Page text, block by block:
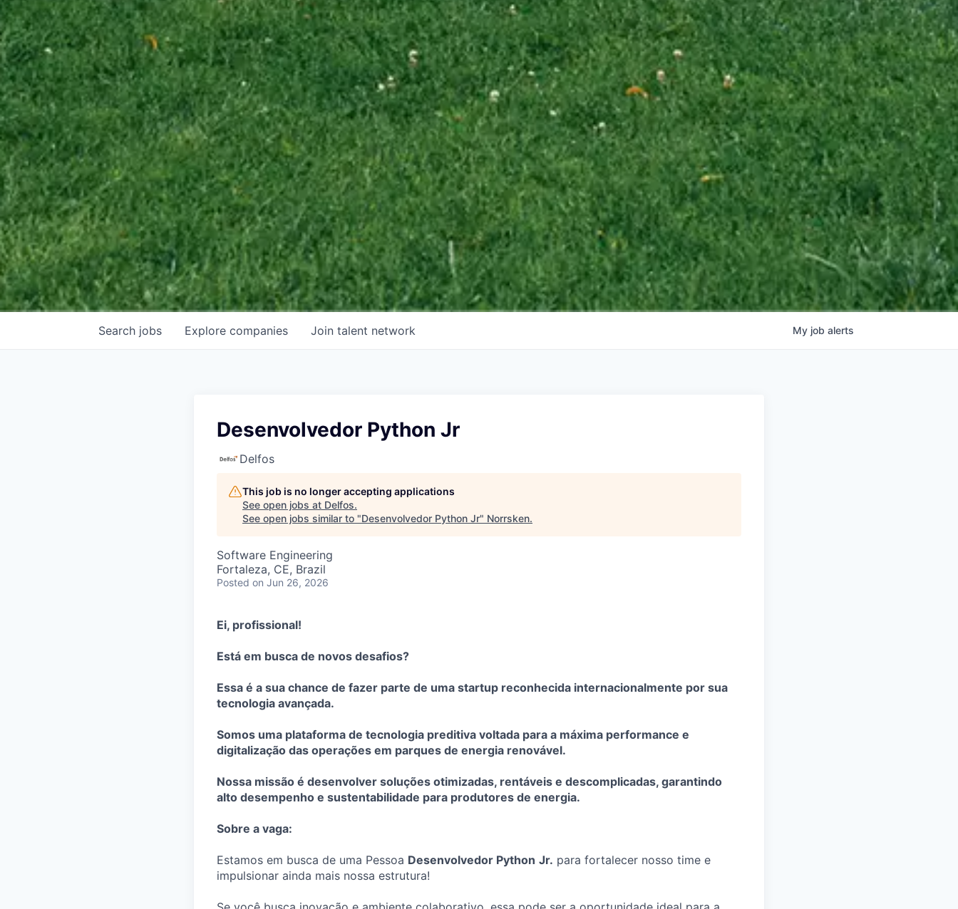
Search jobs Explore companies Join talent network My job alerts
Desenvolvedor Python Jr
Delfos
This job is no longer accepting applications
See open jobs at Delfos.
See open jobs similar to "Desenvolvedor Python Jr" Norrsken.
Software Engineering
Fortaleza, CE, Brazil
Posted on Jun 26, 2026
Ei, profissional!
Está em busca de novos desafios?
Essa é a sua chance de fazer parte de uma startup reconhecida internacionalmente por sua
tecnologia avançada.
Somos uma plataforma de tecnologia preditiva voltada para a máxima performance e
digitalização das operações em parques de energia renovável.
Nossa missão é desenvolver soluções otimizadas, rentáveis e descomplicadas, garantindo
alto desempenho e sustentabilidade para produtores de energia.
Sobre a vaga:
Estamos em busca de uma Pessoa Desenvolvedor Python Jr. para fortalecer nosso time e
impulsionar ainda mais nossa estrutura!